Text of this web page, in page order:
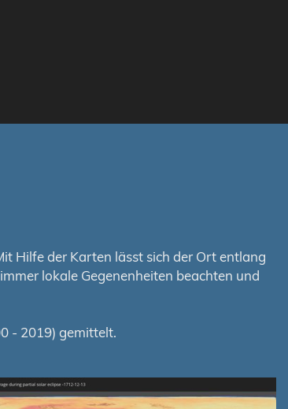
Hilfe der Karten lässt sich der Ort entlang
lokale Gegenenheiten beachten und
- 2019) gemittelt.